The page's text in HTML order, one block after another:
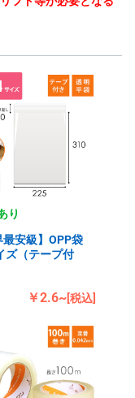
り
最安級】OPP袋
ズ（テープ付
￥2.6~[税込]